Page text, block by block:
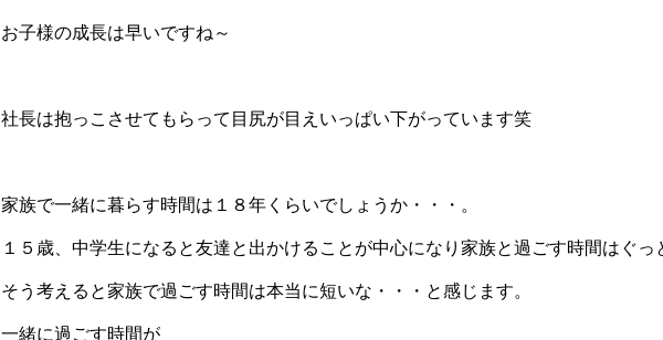
お子様の成長は早いですね～
社長は抱っこさせてもらって目尻が目えいっぱい下がっています笑
家族で一緒に暮らす時間は１８年くらいでしょうか・・・。
１５歳、中学生になると友達と出かけることが中心になり家族と過ごす時間はぐっ
そう考えると家族で過ごす時間は本当に短いな・・・と感じます。
一緒に過ごす時間が